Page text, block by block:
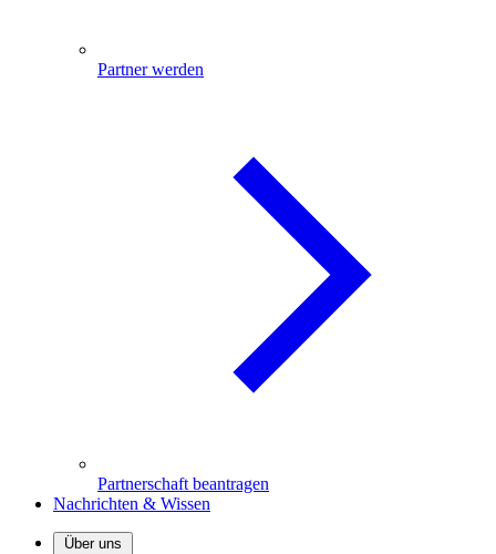
Partner werden
Partnerschaft beantragen
Nachrichten & Wissen
Über uns